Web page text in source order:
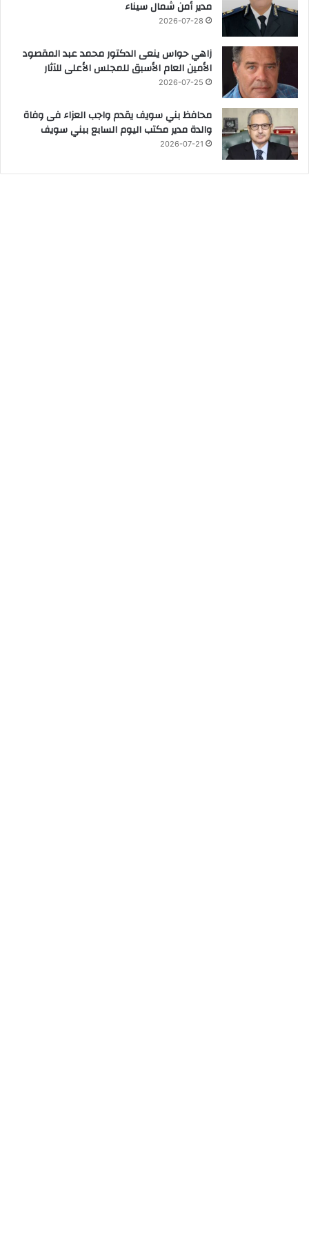
مدير أمن شمال سيناء
2026-07-28
زاهي حواس ينعى الدكتور محمد عبد المقصود
الأمين العام الأسبق للمجلس الأعلى للآثار
2026-07-25
محافظ بني سويف يقدم واجب العزاء فى وفاة
والدة مدير مكتب اليوم السابع ببني سويف
2026-07-21